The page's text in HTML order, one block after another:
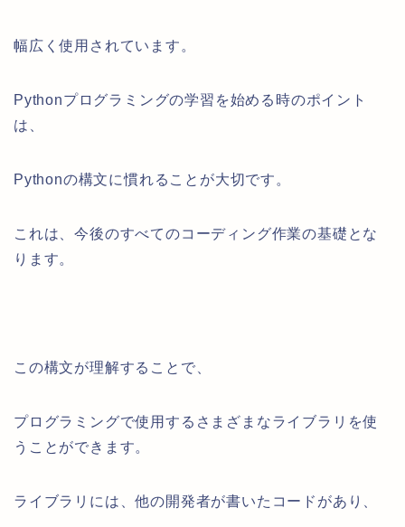
幅広く使用されています。
Pythonプログラミングの学習を始める時のポイント
は、
Pythonの構文に慣れることが大切です。
これは、今後のすべてのコーディング作業の基礎とな
ります。
この構文が理解することで、
プログラミングで使用するさまざまなライブラリを使
うことができます。
ライブラリには、他の開発者が書いたコードがあり、